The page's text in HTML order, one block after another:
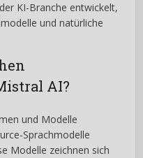
KI-Branche entwickelt,
und natürliche
AI?
und Modelle
Sprachmodelle
Modelle zeichnen sich